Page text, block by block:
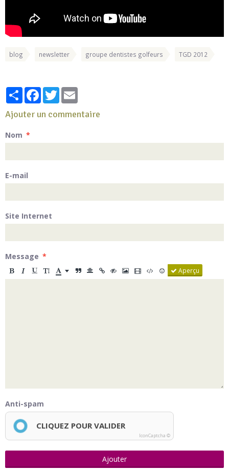
blog newsletter groupe dentistes golfeurs TGD 2012
PartagerFacebook
Twitter
Ajouter un commentaire
Nom
E-mail
Site Internet
Message
Aperçu
Anti-spam
CLIQUEZ POUR VALIDER
IconCaptcha ©
Ajouter